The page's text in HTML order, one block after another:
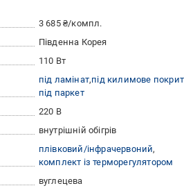
3 685 ₴/компл.
Південна Корея
110 Вт
під ламінат під килимове
під паркет
220 В
внутрішній обігрів
плівковий/інфрачервоний
комплект із терморегулятором
вуглецева